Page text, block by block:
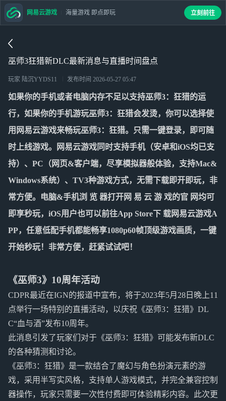
巫师3狂猎新DLC最新消息与直播时间盘点
玩家 陆沉YYDS11 发布时间 2026-05-27 05:47
如果你的手机或者电脑内存不足以支持巫师3：狂猎的运
行，如果你的手机游玩巫师3：狂猎会发烫，你可以选择使
用网易云游戏来畅玩巫师3：狂猎。只需一键登录，即可随
时上线游戏。网易云游戏同时支持手机（安卓和iOS均已支
持）、PC（网页&客户端，尽享模拟器般体验，支持Mac&
Windows系统）、TV3种游戏方式，无需下载即开即玩，非
常方便。电脑&手机浏 览 器打开网 易 云 游 戏的官 网均可
即享秒玩，iOS用户也可以前往App Store下 载网易云游戏A
PP，任意低配手机都能畅享1080p60帧顶级游戏画质，一键
开始秒玩！非常方便，赶紧试试吧！
《巫师3》10周年活动
CDPR最近在IGN的报道中宣布，将于2023年5月28日晚上11
点举行一场特别的直播活动，以庆祝《巫师3：狂猎》DL
C“血与酒”发布10周年。
此消息引发了玩家们对于《巫师3：狂猎》可能发布新DLC
的各种猜测和讨论。
《巫师3：狂猎》是一款结合了魔幻与角色扮演元素的游
戏，采用半写实风格，支持单人游戏模式，并完全兼容控制
器操作，玩家只需要一次性付费即可体验精彩内容。此次更
网易云游戏 海量游戏 即点即玩 立刻前往